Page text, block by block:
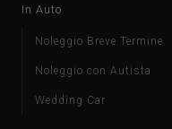
In Auto
Noleggio Breve Termine
Noleggio con Autista
Wedding Car